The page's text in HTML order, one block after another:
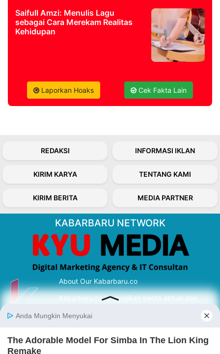
Saifull Amzi: Menulis Lagu
sebagai Cara Merekam Realitas
Kehidupan
Laporkan Hoaks Cek Fakta Lain
REDAKSI INFORMASI IKLAN
KIRIM KARYA TENTANG KAMI
KIRIM BERITA MEDIA PARTNER
KABARBARU NETWORK
About Our Kabarbaru.co
Kabarbaru.co menyajikan berita aktual dan
serta terverifikasi dari sumber yang tepat.
Follow Kabarbaru